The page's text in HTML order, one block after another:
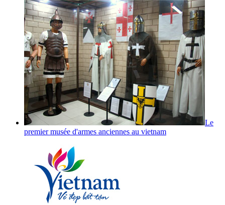
Le
premier musée d'armes anciennes au vietnam